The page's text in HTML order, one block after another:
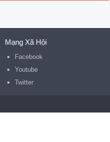
Mạng Xã Hội
Facebook
Youtube
Twitter